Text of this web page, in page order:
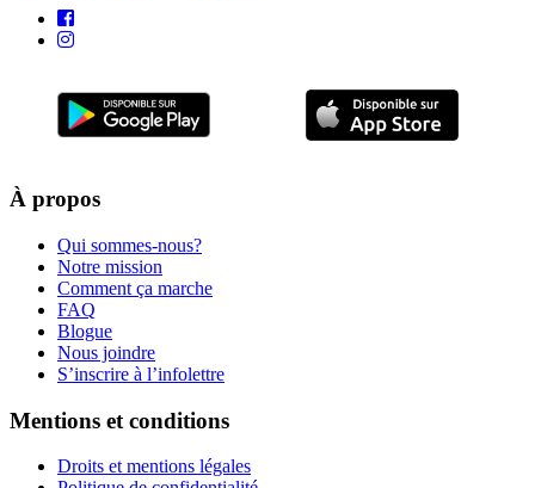
À propos
Qui sommes-nous?
Notre mission
Comment ça marche
FAQ
Blogue
Nous joindre
S’inscrire à l’infolettre
Mentions et conditions
Droits et mentions légales